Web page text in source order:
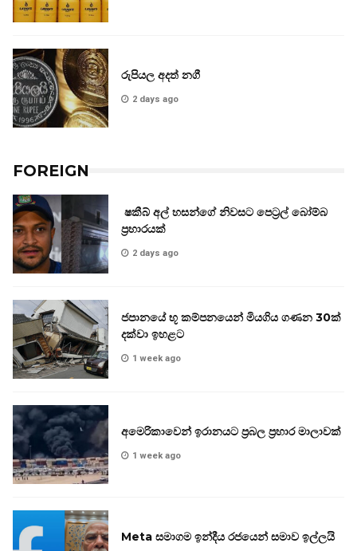
රුපියල අදත් නගී
2 days ago
FOREIGN
ෂකීබ් අල් හසන්ගේ නිවසට පෙට්‍රල් බෝම්බ
ප්‍රහාරයක්
2 days ago
ජපානයේ භූ කම්පනයෙන් මියගිය ගණන 30ක්
දක්වා ඉහළට
1 week ago
අමෙරිකාවෙන් ඉරානයට ප්‍රබල ප්‍රහාර මාලාවක්
1 week ago
Meta සමාගම ඉන්දීය රජයෙන් සමාව ඉල්ලයි